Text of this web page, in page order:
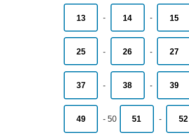
13 - 14 - 15
25 - 26 - 27
37 - 38 - 39
49 - 50 51 - 52